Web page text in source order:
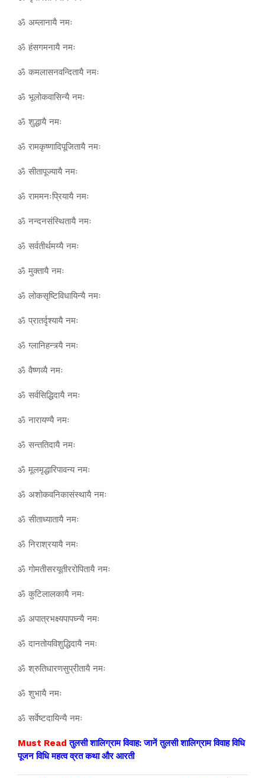
ॐ अम्लानायै नमः
ॐ हंसगमनायै नमः
ॐ कमलासनवन्दितायै नमः
ॐ भूलोकवासिन्यै नमः
ॐ शुद्धायै नमः
ॐ रामकृष्णादिपूजितायै नमः
ॐ सीतापूज्यायै नमः
ॐ राममनःप्रियायै नमः
ॐ नन्दनसंस्थितायै नमः
ॐ सर्वतीर्थमय्यै नमः
ॐ मुक्तायै नमः
ॐ लोकसृष्टिविधायिन्यै नमः
ॐ प्रातर्दृश्यायै नमः
ॐ ग्लानिहन्त्र्यै नमः
ॐ वैष्णव्यै नमः
ॐ सर्वसिद्धिदायै नमः
ॐ नारायण्यै नमः
ॐ सन्ततिदायै नमः
ॐ मूलमृद्धारिपावन्य नमः
ॐ अशोकवनिकासंस्थायै नमः
ॐ सीताध्यातायै नमः
ॐ निराश्रयायै नमः
ॐ गोमतीसरयूतीररोपितायै नमः
ॐ कुटिलालकायै नमः
ॐ अपात्रभक्ष्यपापघ्न्यै नमः
ॐ दानतोयविशुद्धिदायै नमः
ॐ श्रुतिधारणसुप्रीतायै नमः
ॐ शुभायै नमः
ॐ सर्वेष्टदायिन्यै नमः
Must Readतुलसी शालिग्राम विवाह: जानें तुलसी शालिग्राम विवाह विधि
पूजन विधि महत्व व्रत कथा और आरती